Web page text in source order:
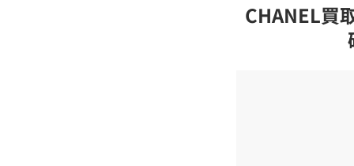
CHANEL買